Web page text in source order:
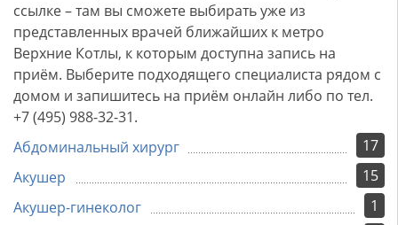
ссылке – там вы сможете выбирать уже из
представленных врачей ближайших к метро
Верхние Котлы, к которым доступна запись на
приём. Выберите подходящего специалиста рядом с
домом и запишитесь на приём онлайн либо по тел.
+7 (495) 988-32-31.
17
Абдоминальный хирург
15
Акушер
1
Акушер-гинеколог